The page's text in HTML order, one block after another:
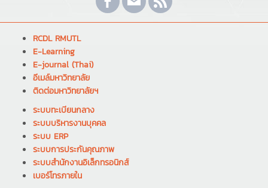
RCDL RMUTL
E-Learning
E-journal (Thai)
อีเมล์มหาวิทยาลัย
ติดต่อมหาวิทยาลัยฯ
ระบบทะเบียนกลาง
ระบบบริหารงานบุคคล
ระบบ ERP
ระบบการประกันคุณภาพ
ระบบสำนักงานอิเล็กทรอนิกส์
เบอร์โทรภายใน